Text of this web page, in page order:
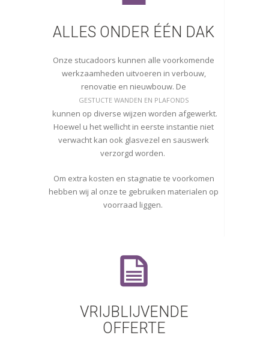
ALLES ONDER ÉÉN DAK
Onze stucadoors kunnen alle voorkomende
werkzaamheden uitvoeren in verbouw,
renovatie en nieuwbouw. De
GESTUCTE WANDEN EN PLAFONDS
kunnen op diverse wijzen worden afgewerkt.
Hoewel u het wellicht in eerste instantie niet
verwacht kan ook glasvezel en sauswerk
verzorgd worden.
Om extra kosten en stagnatie te voorkomen
hebben wij al onze te gebruiken materialen op
voorraad liggen.
VRIJBLIJVENDE
OFFERTE